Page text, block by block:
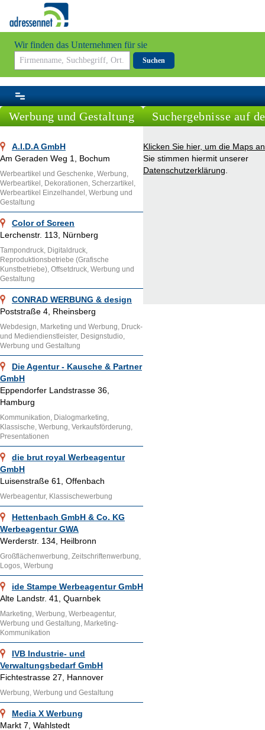
Wir finden das Unternehmen für sie
Suchen
Werbung und Gestaltung
A.I.D.A GmbH
Am Geraden Weg 1, Bochum
Werbeartikel und Geschenke, Werbung,
Werbeartikel, Dekorationen, Scherzartikel,
Werbeartikel Einzelhandel, Werbung und
Gestaltung
Color of Screen
Lerchenstr. 113, Nürnberg
Tampondruck, Digitaldruck,
Reproduktionsbetriebe (Grafische
Kunstbetriebe), Offsetdruck, Werbung und
Gestaltung
CONRAD WERBUNG & design
Poststraße 4, Rheinsberg
Webdesign, Marketing und Werbung, Druck-
und Mediendienstleister, Designstudio,
Werbung und Gestaltung
Die Agentur - Kausche & Partner
GmbH
Eppendorfer Landstrasse 36,
Hamburg
Kommunikation, Dialogmarketing,
Klassische, Werbung, Verkaufsförderung,
Presentationen
die brut royal Werbeagentur
GmbH
Luisenstraße 61, Offenbach
Werbeagentur, Klassischewerbung
Hettenbach GmbH & Co. KG
Werbeagentur GWA
Werderstr. 134, Heilbronn
Großflächenwerbung, Zeitschriftenwerbung,
Logos, Werbung
ide Stampe Werbeagentur GmbH
Alte Landstr. 41, Quarnbek
Marketing, Werbung, Werbeagentur,
Werbung und Gestaltung, Marketing-
Kommunikation
IVB Industrie- und
Verwaltungsbedarf GmbH
Fichtestrasse 27, Hannover
Werbung, Werbung und Gestaltung
Media X Werbung
Markt 7, Wahlstedt
Suchergebnisse auf
Klicken Sie hier, um die Maps
Sie stimmen hiermit unserer
Datenschutzerklärung